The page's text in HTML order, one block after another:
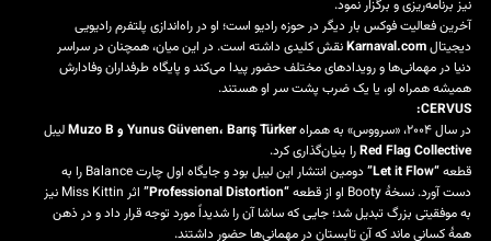
نیز برنامه‌ریزی و برگزار نمود.
آخرین فعالیت فوکس بار دیگر در حوزه رادیو است؛ او در راه‌اندازی پلتفرم رادیویی
دیجیتالKarnaval.comنقش کلیدی داشته است. در این میان، همچنان در سراسر
دنیا در مهمانی‌ها و رویدادهای مختلف حضور پیدا می‌کند و پایگاه طرفداران وفادارش
همیشه همراه او، یا یک ضرب پشت سر او هستند.
CERVUS:
در سال ۲۰۰۴، «سرووس» به همراه
Yunus Güvenen، Barış Türker و Muzo B
لیبل
Red Flag Collectiveرا بنیان‌گذاری کرد.
قطعه“Let it Flow”
دومین انتشار این لیبل بود و جایگاه اول چارت Balance را به
دست آورد. نسخهٔ Booty او از قطعه
“Professional Distortion”
اثر Miss Kittin نیز
به موفقیتی بزرگ تبدیل شد؛ جایی که ساشا آن را شدیداً مورد توجه قرار داد و در ذهن
همهٔ کسانی ماند که آن تابستان در مهمانی‌ها حضور داشتند.